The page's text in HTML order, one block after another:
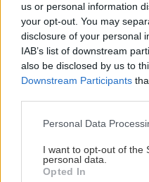
us or personal information
your opt-out. You may
disclosure of your personal
IAB’s list of downstream
also be disclosed by us to
Downstream Participants
Personal Data
I want to opt-out of the
personal data.
Opted In
Image ΚΡΗΤΗ
18:33 |
ΚΡΗΤΗ